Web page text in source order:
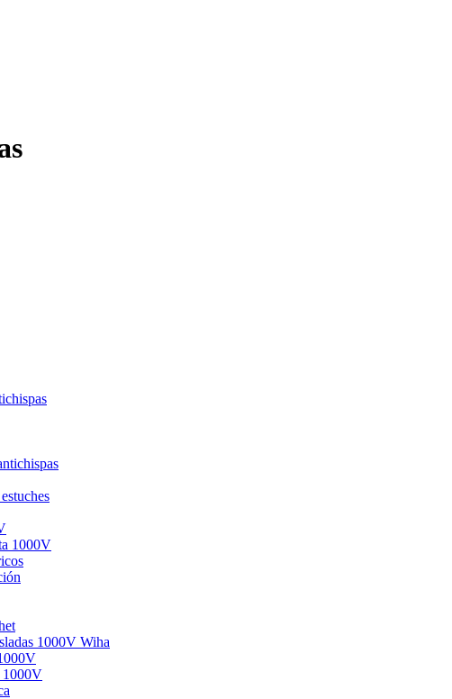
1000V
1000V Wiha
1000V